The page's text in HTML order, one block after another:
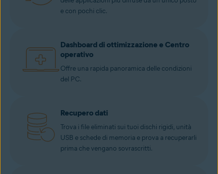
e con pochi clic.
Dashboard di ottimizzazione e Centro
operativo
Offre una rapida panoramica delle condizioni
del PC.
Recupero dati
Trova i file eliminati sui tuoi dischi rigidi, unità
USB e schede di memoria e prova a recuperarli
prima che vengano sovrascritti.